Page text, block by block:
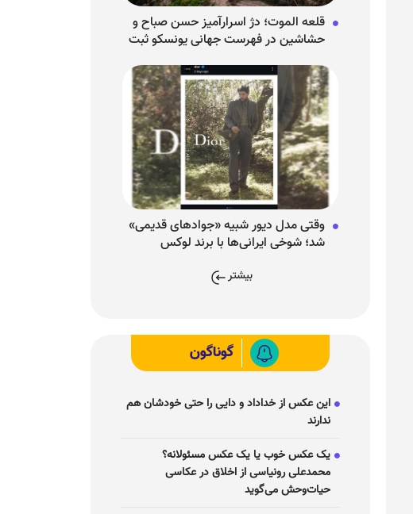
قلعه الموت؛ دژ اسرارآمیز حسن صباح و
حشاشین در فهرست جهانی یونسکو ثبت
وقتی مدل دیور شبیه «جوادهای قدیمی»
شد؛ شوخی ایرانی‌ها با برند لوکس
بیشتر
گوناگون
این عکس از خداداد و دایی را حتی خودشان هم
ندارند
یک عکس خوب یا یک عکس مسئولانه؟
محمدعلی رونیاسی از اخلاق در عکاسی
حیات‌وحش می‌گوید